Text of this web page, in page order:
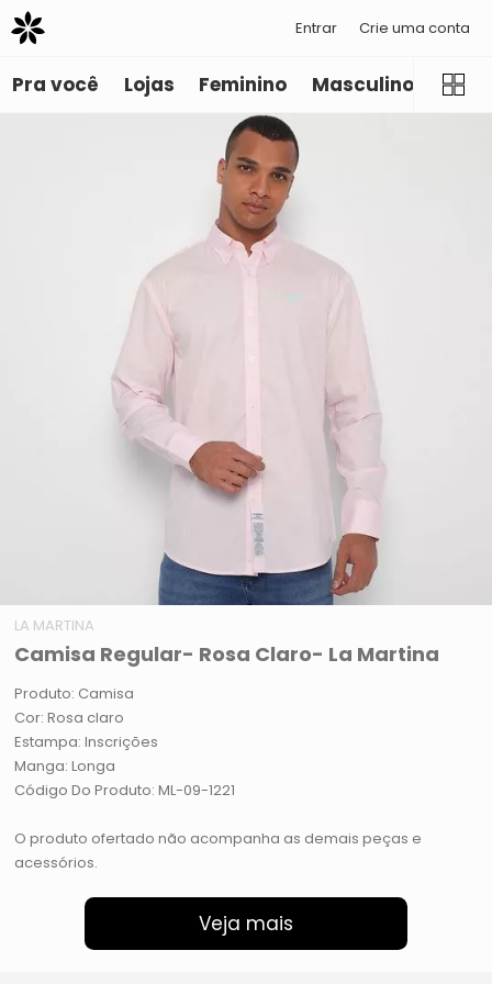
Entrar Crie uma conta
Pra você Lojas Feminino Masculino
LA MARTINA
Camisa Regular- Rosa Claro- La Martina
Produto: Camisa
Cor: Rosa claro
Estampa: Inscrições
Manga: Longa
Código Do Produto: ML-09-1221
O produto ofertado não acompanha as demais peças e
acessórios.
Veja mais